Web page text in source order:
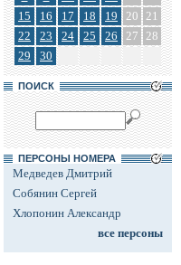
15
16 17 18 19 20 21
22
23 24 25 26 27 28
29
30
ПОИСК
ПЕРСОНЫ НОМЕРА
Медведев Дмитрий
Собянин Сергей
Хлопонин Александр
все персоны